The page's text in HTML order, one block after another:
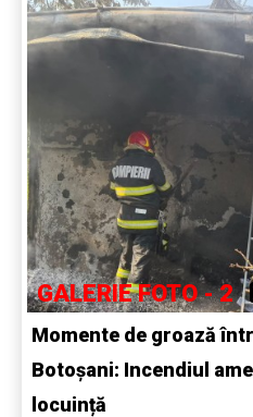
GALERIE FOTO - 2
Momente de groază
Botoșani: Incendiul
locuință